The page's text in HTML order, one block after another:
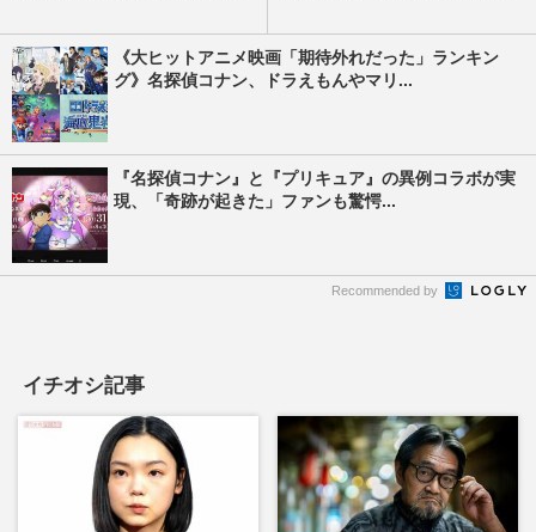
《大ヒットアニメ映画「期待外れだった」ランキン
グ》名探偵コナン、ドラえもんやマリ...
『名探偵コナン』と『プリキュア』の異例コラボが実
現、「奇跡が起きた」ファンも驚愕...
Recommended by
イチオシ記事